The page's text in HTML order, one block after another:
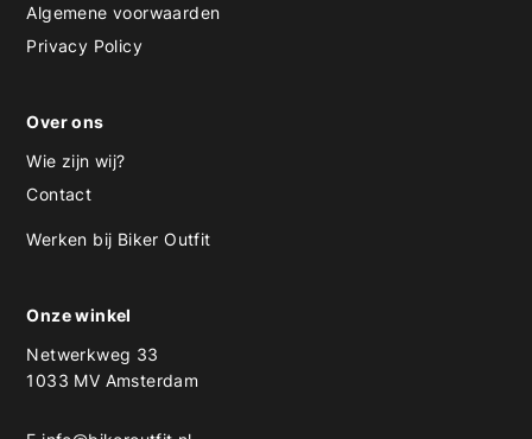
Algemene voorwaarden
Privacy Policy
Over ons
Wie zijn wij?
Contact
Werken bij Biker Outfit
Onze winkel
Netwerkweg 33
1033 MV Amsterdam